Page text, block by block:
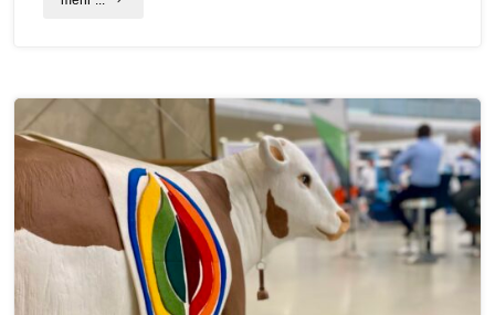
keine
Förderung
für
Stromspeicher